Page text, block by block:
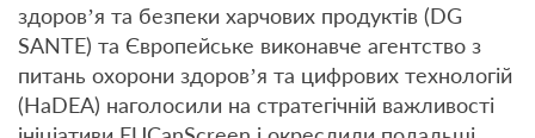
здоров’я та безпеки харчових продуктів (DG
SANTE) та Європейське виконавче агентство з
питань охорони здоров’я та цифрових технологій
(HaDEA) наголосили на стратегічній важливості